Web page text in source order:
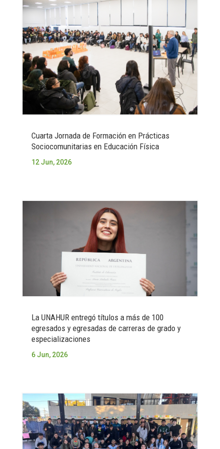
Cuarta Jornada de Formación en Prácticas
Sociocomunitarias en Educación Física
12 Jun, 2026
La UNAHUR entregó títulos a más de 100
egresados y egresadas de carreras de grado y
especializaciones
6 Jun, 2026